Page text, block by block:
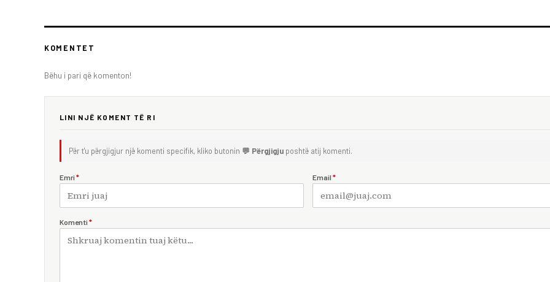
KOMENTET
Bëhu i pari që komenton!
LINI NJË KOMENT TË RI
Për t'u përgjigjur një komenti specifik, kliko butonin 💬 Përgjigju poshtë atij komenti.
Emri * Email *
Komenti *